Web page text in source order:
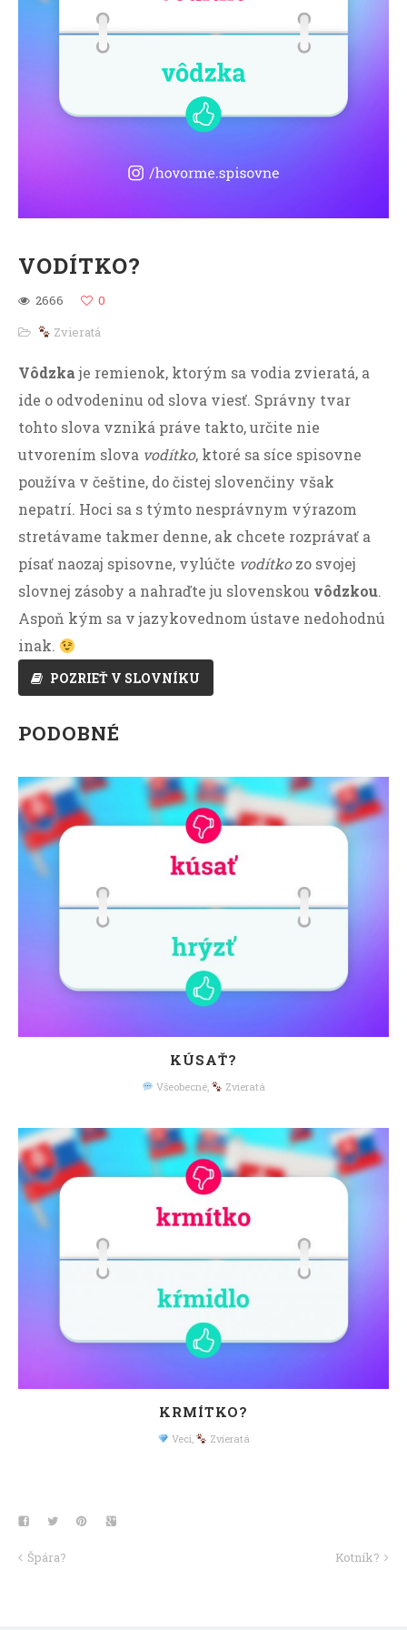
VODÍTKO?
2666
0
Zvieratá
Vôdzkaje remienok, ktorým sa vodia zvieratá, a
ide o odvodeninu od slova viesť. Správny tvar
tohto slova vzniká práve takto, určite nie
utvorením slova vodítko, ktoré sa síce spisovne
používa v češtine, do čistej slovenčiny však
nepatrí. Hoci sa s týmto nesprávnym výrazom
stretávame takmer denne, ak chcete rozprávať a
písať naozaj spisovne, vylúčte vodítkozo svojej
slovnej zásoby a nahraďte ju slovenskou vôdzkou.
Aspoň kým sa v jazykovednom ústave nedohodnú
inak.
POZRIEŤ V SLOVNÍKU
PODOBNÉ
KÚSAŤ?
Všeobecné, Zvieratá
KRMÍTKO?
Veci Zvieratá
Špára? Kotník?